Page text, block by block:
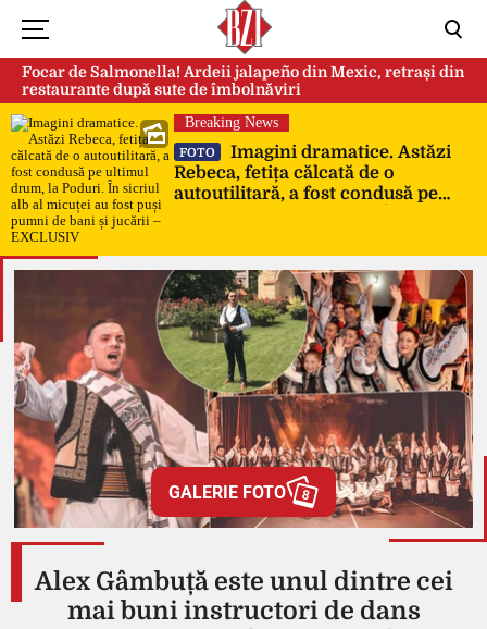
Focar de Salmonella! Ardeii jalapeño din Mexic, retrași din
restaurante după sute de îmbolnăviri
Breaking News
FOTO
Imagini dramatice. Astăzi
Rebeca, fetița călcată de o
autoutilitară, a fost condusă pe
de bani și jucării – EXCLUSIV
GALERIE FOTO 8
Alex Gâmbuță este unul dintre cei
mai buni instructori de dans